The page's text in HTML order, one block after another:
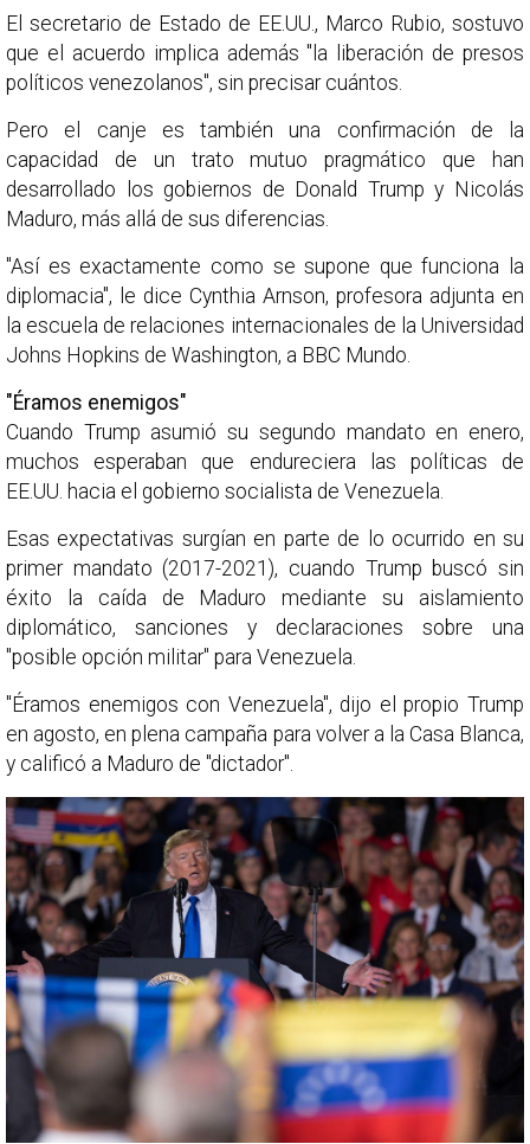
El secretario de Estado de EE.UU., Marco Rubio, sostuvo
que el acuerdo implica además "la liberación de presos
políticos venezolanos", sin precisar cuántos.
Pero el canje es también una confirmación de la
capacidad de un trato mutuo pragmático que han
desarrollado los gobiernos de Donald Trump y Nicolás
Maduro, más allá de sus diferencias.
"Así es exactamente como se supone que funciona la
diplomacia", le dice Cynthia Arnson, profesora adjunta en
la escuela de relaciones internacionales de la Universidad
Johns Hopkins de Washington, a BBC Mundo.
"Éramos enemigos"
Cuando Trump asumió su segundo mandato en enero,
muchos esperaban que endureciera las políticas de
EE.UU. hacia el gobierno socialista de Venezuela.
Esas expectativas surgían en parte de lo ocurrido en su
primer mandato (2017-2021), cuando Trump buscó sin
éxito la caída de Maduro mediante su aislamiento
diplomático, sanciones y declaraciones sobre una
"posible opción militar" para Venezuela.
"Éramos enemigos con Venezuela", dijo el propio Trump
en agosto, en plena campaña para volver a la Casa Blanca,
y calificó a Maduro de "dictador".